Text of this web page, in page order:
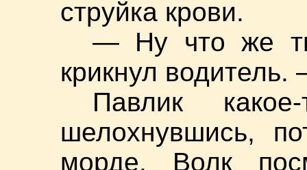
струйка крови.
— Ну что же
крикнул
Павлик
шелохнувшись,
морде. Волк